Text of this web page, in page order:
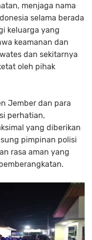
menjaga nama
selama berada
keluarga yang
keamanan dan
dan sekitarnya
oleh pihak
Jember dan para
perhatian,
yang diberikan
pimpinan polisi
rasa aman yang